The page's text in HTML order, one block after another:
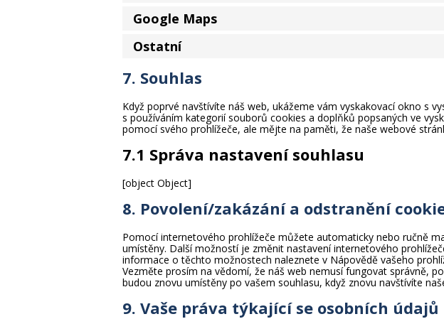
Google Maps
Ostatní
7. Souhlas
Když poprvé navštívíte náš web, ukážeme vám vyskakovací okno s
s používáním kategorií souborů cookies a doplňků popsaných ve
pomocí svého prohlížeče, ale mějte na paměti, že naše webové
7.1 Správa nastavení souhlasu
[object Object]
8. Povolení/zakázání a odstranění
Pomocí internetového prohlížeče můžete automaticky nebo ručně
umístěny. Další možností je změnit nastavení internetového
informace o těchto možnostech naleznete v Nápovědě vašeho
Vezměte prosím na vědomí, že náš web nemusí fungovat správně,
budou znovu umístěny po vašem souhlasu, když znovu navštívíte
9. Vaše práva týkající se osobních údajů